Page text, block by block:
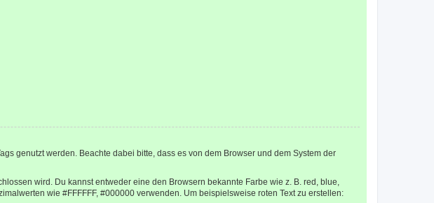
genutzt werden. Beachte dabei bitte, dass es von dem Browser und dem System der
wird. Du kannst entweder eine den Browsern bekannte Farbe wie z. B. red, blue,
wie #FFFFFF, #000000 verwenden. Um beispielsweise roten Text zu erstellen: